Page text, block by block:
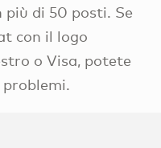
di 50 posti. Se
con il logo
o Visa, potete